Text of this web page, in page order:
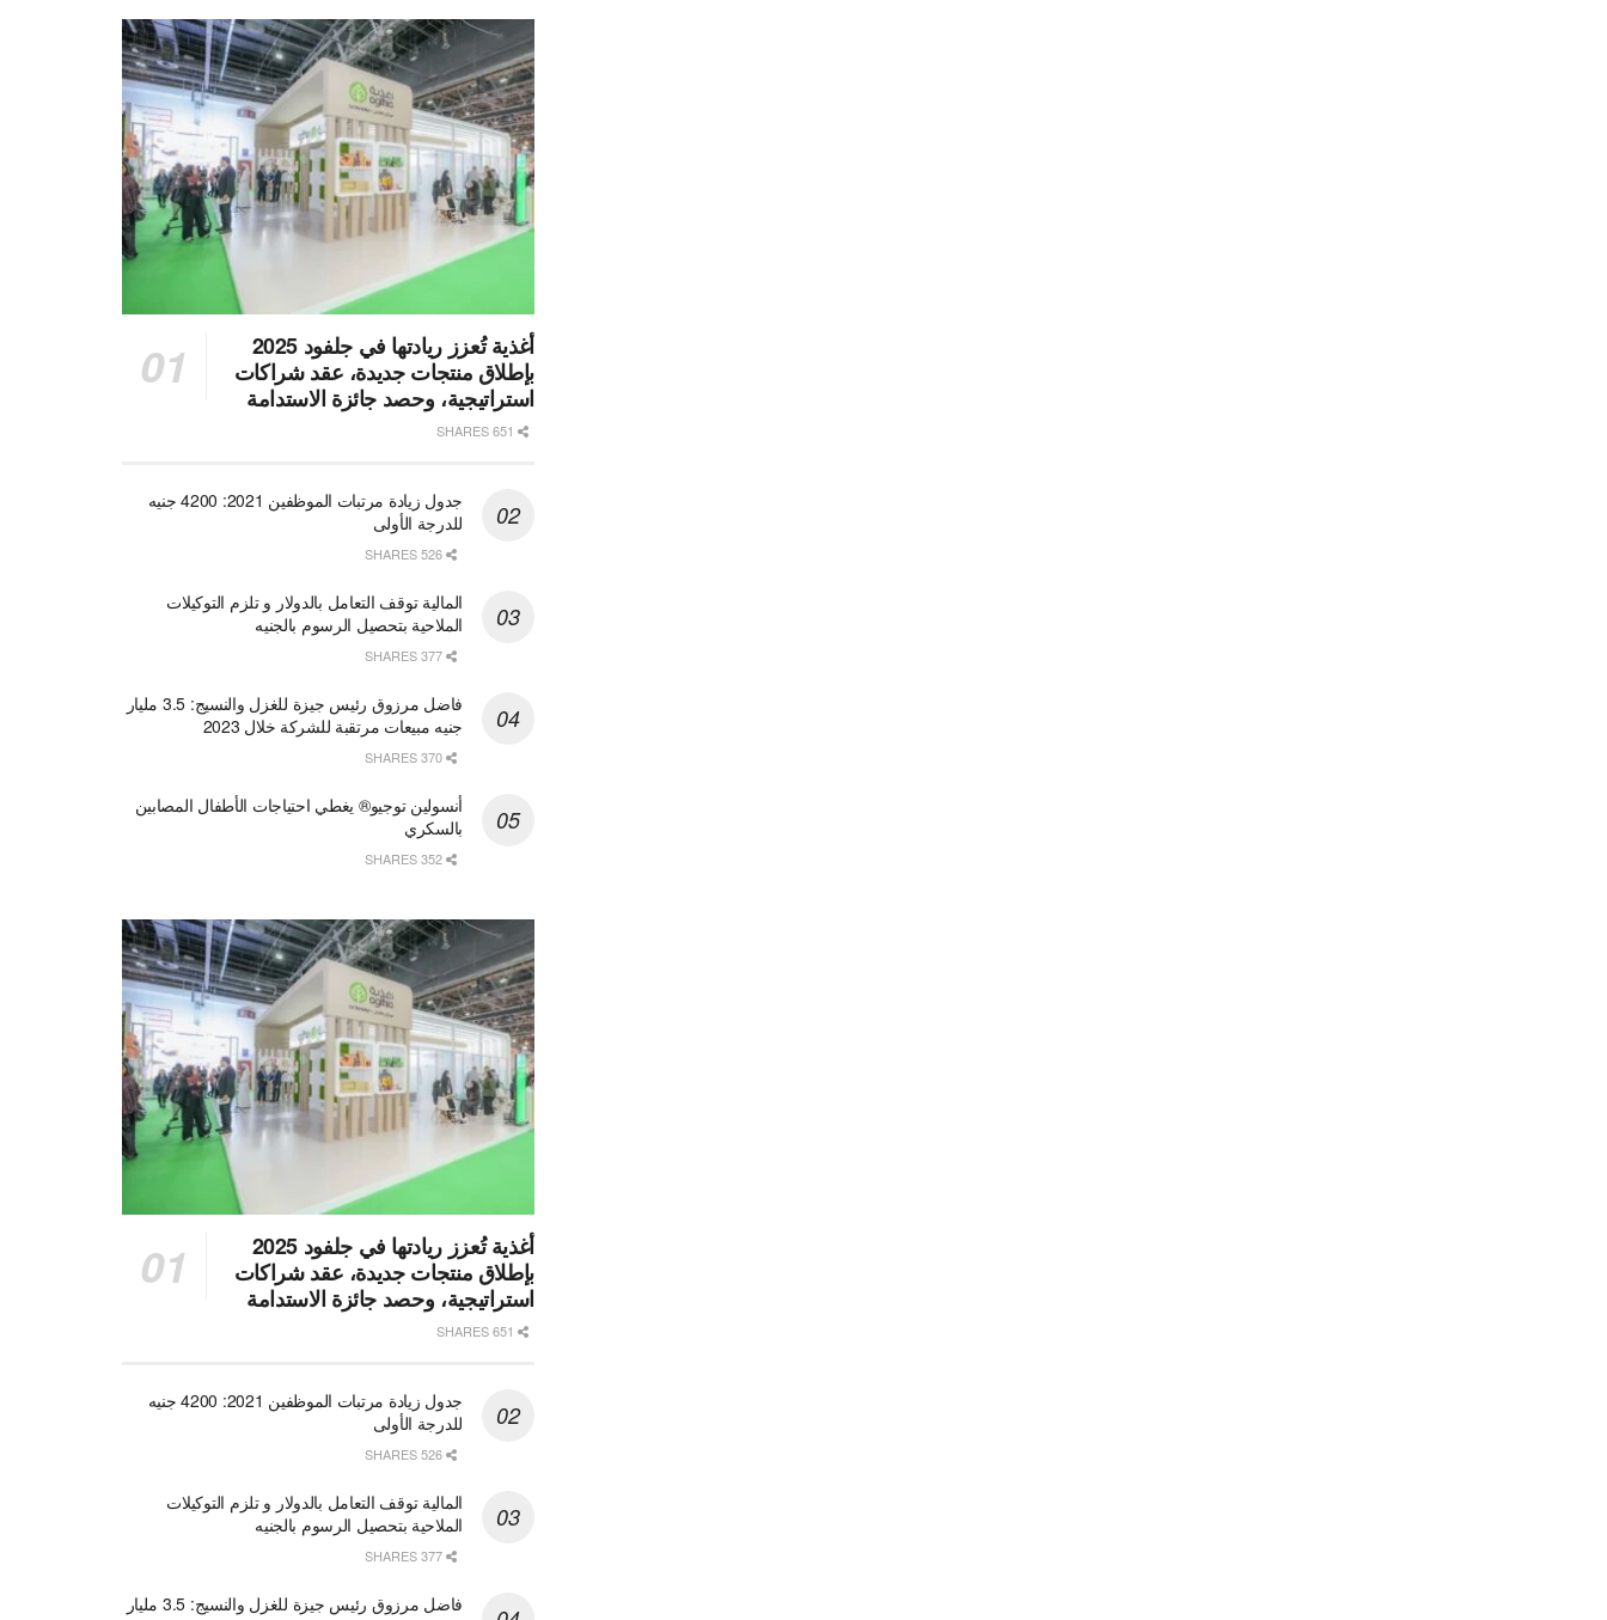
أغذية تُعزز ريادتها في جلفود 2025
بإطلاق منتجات جديدة، عقد شراكات
استراتيجية، وحصد جائزة الاستدامة
جدول زيادة مرتبات الموظفين 2021: 4200 جنيه
للدرجة الأولى
المالية توقف التعامل بالدولار و تلزم التوكيلات
الملاحية بتحصيل الرسوم بالجنيه
فاضل مرزوق رئيس جيزة للغزل والنسيج: 3.5 مليار
جنيه مبيعات مرتقبة للشركة خلال 2023
أنسولين توجيو® يغطي احتياجات الأطفال المصابين
بالسكري
أغذية تُعزز ريادتها في جلفود 2025
بإطلاق منتجات جديدة، عقد شراكات
استراتيجية، وحصد جائزة الاستدامة
جدول زيادة مرتبات الموظفين 2021: 4200 جنيه
للدرجة الأولى
المالية توقف التعامل بالدولار و تلزم التوكيلات
الملاحية بتحصيل الرسوم بالجنيه
فاضل مرزوق رئيس جيزة للغزل والنسيج: 3.5 مليار